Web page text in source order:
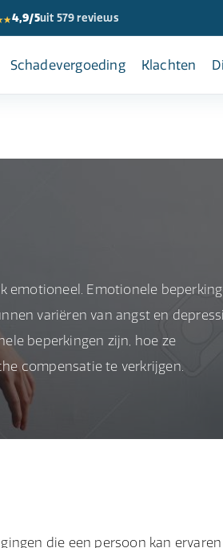
4,9/5uit 579 reviews
Schadevergoeding Klachten
emotioneel. Emotionele
variëren van angst en
beperkingen zijn, hoe ze
compensatie te verkrijgen.
die een persoon kan